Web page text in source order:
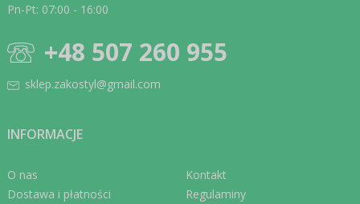
Pn-Pt: 07:00 - 16:00
+48 507 260 955
sklep.zakostyl@gmail.com
INFORMACJE
O nas
Dostawa i płatności
Kontakt
Regulaminy